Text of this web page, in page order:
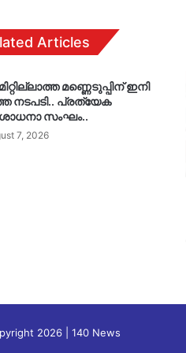
Articles
മണ്ണെടുപ്പിന് ഇനി
നടപടി.. പ്രത്യേക
സംഘം..
7, 2026
2026 | 140 News